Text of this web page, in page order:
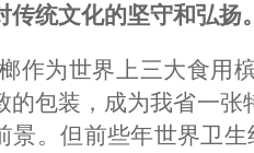
传统文化的坚守和弘扬
作为世界上三大食用
的包装，成为我省一
景。但前些年世界卫